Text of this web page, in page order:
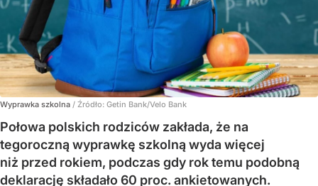
Wyprawka szkolna / Źródło: Getin Bank/Velo Bank
Połowa polskich rodziców zakłada, że na
tegoroczną wyprawkę szkolną wyda więcej
niż przed rokiem, podczas gdy rok temu podobną
deklarację składało 60 proc. ankietowanych.